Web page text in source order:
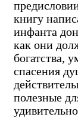
книгу
инфанта
как они
богатства,
спасения
полезные